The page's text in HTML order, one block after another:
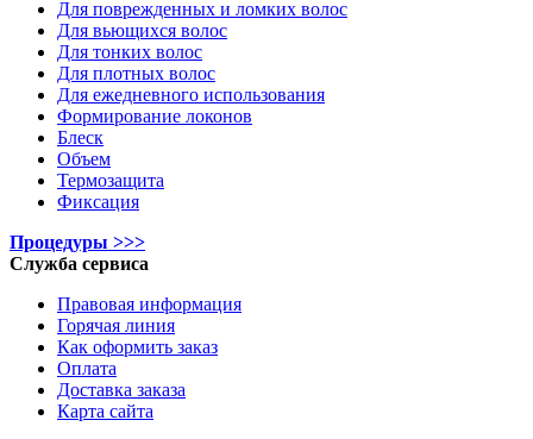
Для поврежденных и ломких волос
Для вьющихся волос
Для тонких волос
Для плотных волос
Для ежедневного использования
Формирование локонов
Блеск
Объем
Термозащита
Фиксация
Процедуры >>>
Служба сервиса
Правовая информация
Горячая линия
Как оформить заказ
Оплата
Доставка заказа
Карта сайта